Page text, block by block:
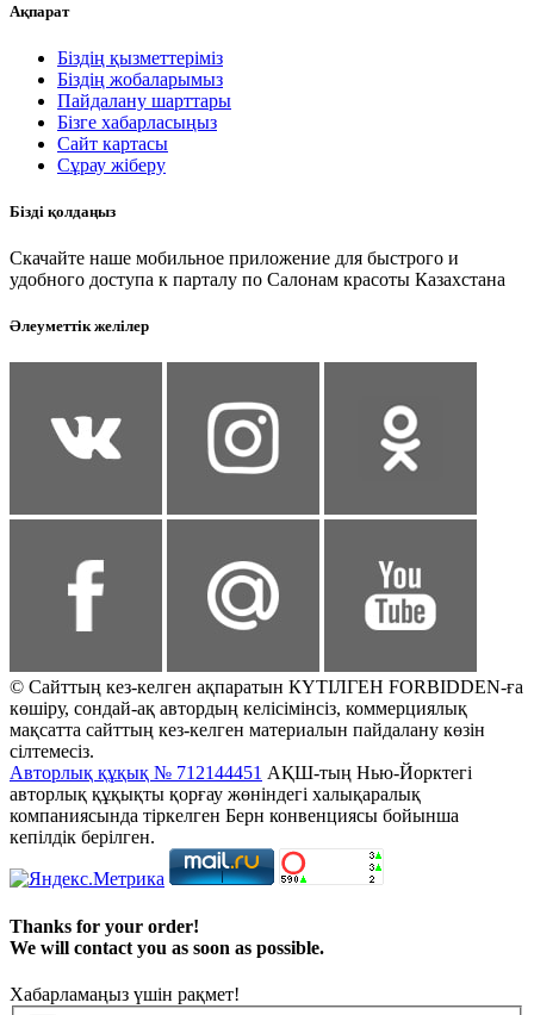
Ақпарат
Біздің қызметтеріміз
Біздің жобаларымыз
Пайдалану шарттары
Бізге хабарласыңыз
Сайт картасы
Сұрау жіберу
Бізді қолдаңыз
Скачайте наше мобильное приложение для быстрого и
удобного доступа к парталу по Салонам красоты Казахстана
Әлеуметтік желілер
© Сайттың кез-келген ақпаратын КҮТІЛГЕН FORBIDDEN-ға
көшіру, сондай-ақ автордың келісімінсіз, коммерциялық
мақсатта сайттың кез-келген материалын пайдалану көзін
сілтемесіз.
Авторлық құқық № 712144451 АҚШ-тың Нью-Йорктегі
авторлық құқықты қорғау жөніндегі халықаралық
компаниясында тіркелген Берн конвенциясы бойынша
кепілдік берілген.
Thanks for your order!
We will contact you as soon as possible.
Хабарламаңыз үшін рақмет!